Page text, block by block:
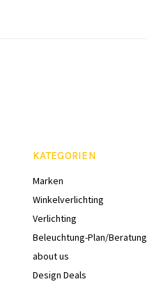
KATEGORIEN
Marken
Winkelverlichting
Verlichting
Beleuchtung-Plan/Beratung
about us
Design Deals